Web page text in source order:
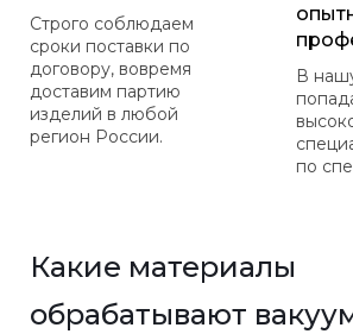
Строго соблюдаем
сроки поставки по
договору, вовремя
доставим партию
изделий в любой
регион России.
В
по
Какие материалы
обрабатывают